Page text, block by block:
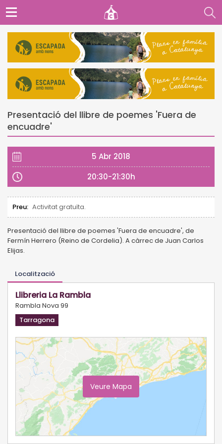
Presentació del llibre de poemes 'Fuera de
encuadre'
5 Abr 2018
20:30-21:30h
Preu: Activitat gratuïta.
Presentació del llibre de poemes 'Fuera de encuadre', de
Fermín Herrero (Reino de Cordelia). A càrrec de Juan Carlos
Elijas.
Localització
Llibreria La Rambla
Rambla Nova 99
Tarragona
Veure Mapa